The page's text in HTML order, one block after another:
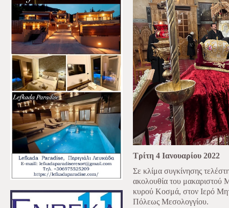
Τρίτη 4 Ιανουαρίου 2022
Σε κλίμα συγκίνησης
ακολουθία του μακαριστού
κυρού Κοσμά, στον Ιερό
Πόλεως Μεσολογγίου.